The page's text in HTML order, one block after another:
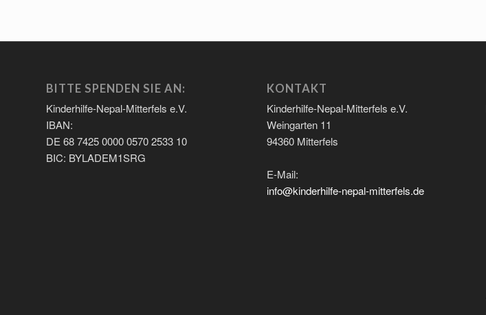
BITTE SPENDEN SIE AN:
Kinderhilfe-Nepal-Mitterfels e.V.
IBAN:
DE 68 7425 0000 0570 2533 10
BIC: BYLADEM1SRG
KONTAKT
Kinderhilfe-Nepal-Mitterfels e.V.
Weingarten 11
94360 Mitterfels
E-Mail:
info@kinderhilfe-nepal-mitterfels.de